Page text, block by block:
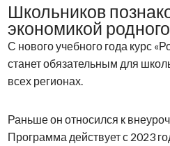
Школьников
экономикой
С нового учебного года курс
станет обязательным для
всех регионах.
Раньше он относился к
Программа действует с 2023